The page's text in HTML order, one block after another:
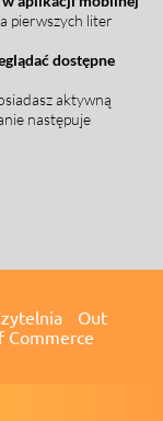
pierwszych liter
dostępne
aktywną
następuje
Out
Commerce